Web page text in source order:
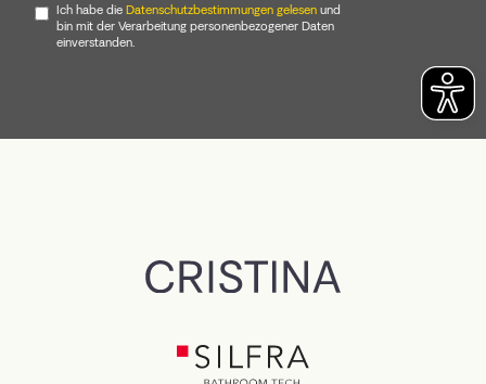
Ich habe die Datenschutzbestimmungen gelesen und
bin mit der Verarbeitung personenbezogener Daten
einverstanden.